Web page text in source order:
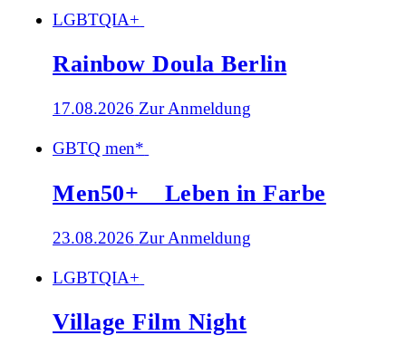
LGBTQIA+
Rainbow Doula Berlin
17.08.2026 Zur Anmeldung
GBTQ men*
Men50+ _ Leben in Farbe
23.08.2026 Zur Anmeldung
LGBTQIA+
Village Film Night